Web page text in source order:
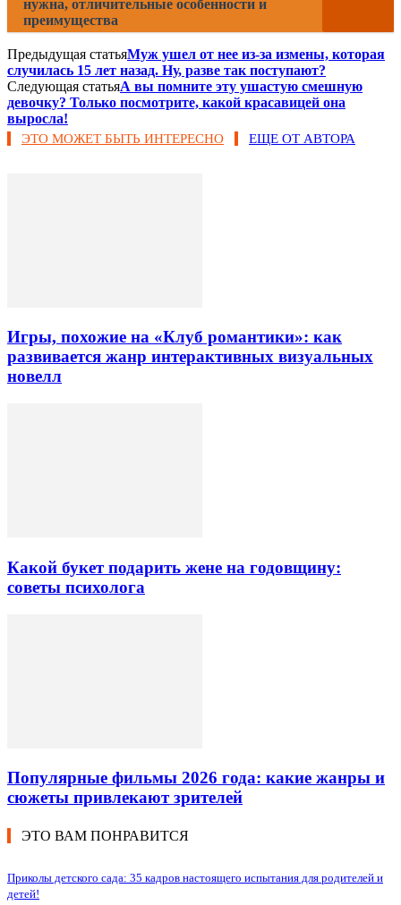
нужна, отличительные особенности и
преимущества
Предыдущая статьяМуж ушел от нее из-за измены, которая
случилась 15 лет назад. Ну, разве так поступают?
Следующая статьяА вы помните эту ушастую смешную
девочку? Только посмотрите, какой красавицей она
выросла!
ЭТО МОЖЕТ БЫТЬ ИНТЕРЕСНО ЕЩЕ ОТ АВТОРА
Игры, похожие на «Клуб романтики»: как
развивается жанр интерактивных визуальных
новелл
Какой букет подарить жене на годовщину:
советы психолога
Популярные фильмы 2026 года: какие жанры и
сюжеты привлекают зрителей
ЭТО ВАМ ПОНРАВИТСЯ
Приколы детского сада: 35 кадров настоящего испытания для родителей и
детей!